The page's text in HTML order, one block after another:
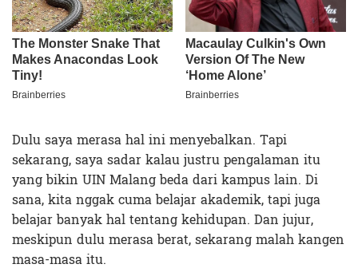
Dulu saya merasa hal ini menyebalkan. Tapi
sekarang, saya sadar kalau justru pengalaman itu
yang bikin UIN Malang beda dari kampus lain. Di
sana, kita nggak cuma belajar akademik, tapi juga
belajar banyak hal tentang kehidupan. Dan jujur,
meskipun dulu merasa berat, sekarang malah kangen
masa-masa itu.